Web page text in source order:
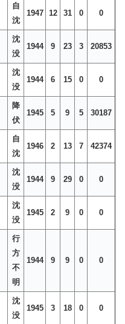
自
沈
1947 12 31 0 0
沈
没
1944 9 23 3 20853
沈
没
1944 6 15 0 0
降
伏
1945 5 9 5 30187
自
沈
1946 2 13 7 42374
沈
没
1944 9 29 0 0
沈
没
1945 2 9 0 0
行
方
不
明
1944 9 9 0 0
沈
没
1945 3 18 0 0